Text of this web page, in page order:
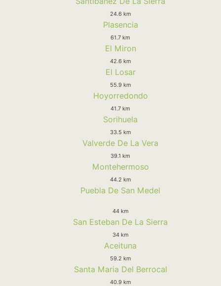
24.6 km
Plasencia
61.7 km
El Miron
42.6 km
El Losar
55.9 km
Hoyorredondo
41.7 km
Sorihuela
33.5 km
Valverde De La Vera
39.1 km
Montehermoso
44.2 km
Puebla De San Medel
44 km
San Esteban De La Sierra
34 km
Aceituna
59.2 km
Santa Maria Del Berrocal
40.9 km